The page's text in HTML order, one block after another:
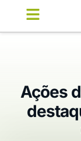
Ações